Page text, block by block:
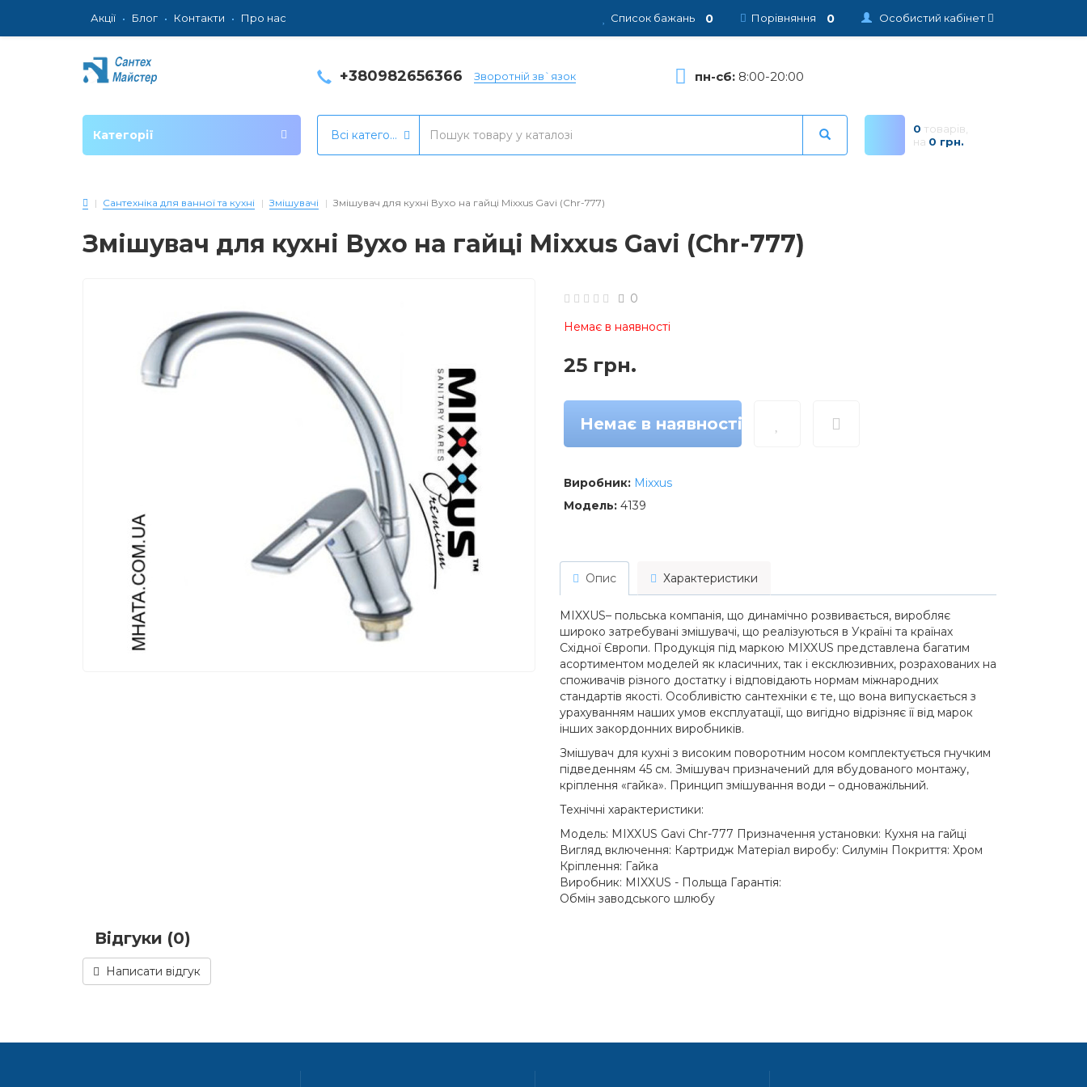
Акції Блог Контакти Про нас Особистий кабінет
Список бажань 0 Порівняння 0
+380982656366 Зворотній зв`язок пн-сб:8:00-20:00
Всі категорії 0 товарів,
на 0 грн.
Категорії
Сантехніка для ванної та кухні Змішувачі Змішувач для кухні Вухо на гайці Mixxus Gavi (Chr-777)
Змішувач для кухні Вухо на гайці Mixxus Gavi (Chr-777)
0
Немає в наявності
25 грн.
Немає в наявності
Виробник: Mixxus
Модель: 4139
Опис Характеристики
MIXXUS– польська компанія, що динамічно розвивається, виробляє
широко затребувані змішувачі, що реалізуються в Україні та країнах
Східної Європи. Продукція під маркою MIXXUS представлена багатим
асортиментом моделей як класичних, так і ексклюзивних, розрахованих на
споживачів різного достатку і відповідають нормам міжнародних
стандартів якості. Особливістю сантехніки є те, що вона випускається з
урахуванням наших умов експлуатації, що вигідно відрізняє її від марок
інших закордонних виробників.
Змішувач для кухні з високим поворотним носом комплектується гнучким
підведенням 45 см. Змішувач призначений для вбудованого монтажу,
кріплення «гайка». Принцип змішування води – одноважільний.
Технічні характеристики:
Модель: MIXXUS Gavi Chr-777 Призначення установки: Кухня на гайці
Вигляд включення: Картридж Матеріал виробу: Силумін Покриття: Хром
Кріплення: Гайка
Виробник: MIXXUS - Польща Гарантія:
Обмін заводського шлюбу
Відгуки (0)
Написати відгук